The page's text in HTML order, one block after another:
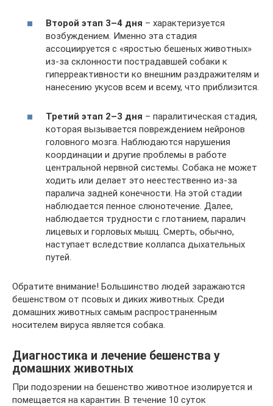
Второй этап 3–4 дня – характеризуется
возбуждением. Именно эта стадия
ассоциируется с «яростью бешеных животных»
из-за склонности пострадавшей собаки к
гиперреактивности ко внешним раздражителям и
нанесению укусов всем и всему, что приблизится.
Третий этап 2–3 дня – паралитическая стадия,
которая вызывается повреждением нейронов
головного мозга. Наблюдаются нарушения
координации и другие проблемы в работе
центральной нервной системы. Собака не может
ходить или делает это неестественно из-за
паралича задней конечности. На этой стадии
наблюдается пенное слюнотечение. Далее,
наблюдается трудности с глотанием, паралич
лицевых и горловых мышц. Смерть, обычно,
наступает вследствие коллапса дыхательных
путей.
Обратите внимание! Большинство людей заражаются
бешенством от псовых и диких животных. Среди
домашних животных самым распространенным
носителем вируса является собака.
Диагностика и лечение бешенства у
домашних животных
При подозрении на бешенство животное изолируется и
помещается на карантин. В течение 10 суток